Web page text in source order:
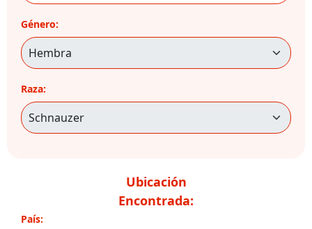
Género:
Raza:
Ubicación
Encontrada:
País: